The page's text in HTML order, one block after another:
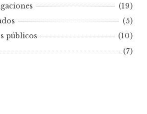
(19)
(5)
públicos
(10)
(7)